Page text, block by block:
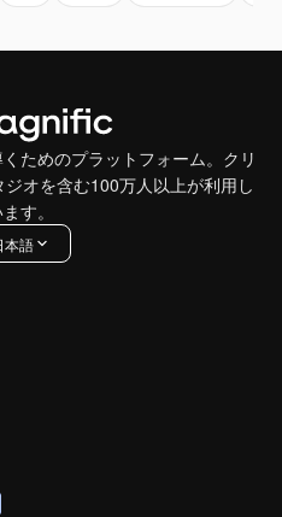
ためのプラットフォーム。クリ
オを含む100万人以上が利用し
す。
本語